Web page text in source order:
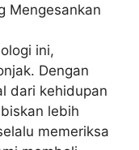
Mengesankan
ini,
Dengan
dari kehidupan
lebih
memeriksa